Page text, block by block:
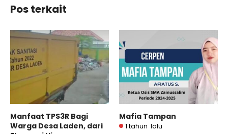
Pos terkait
Manfaat TPS3R Bagi
Warga Desa Laden, dari
Mafia Tampan
1 tahun lalu